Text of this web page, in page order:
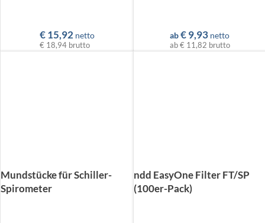
€15,92 netto
€ 18,94 brutto
ab€9,93 netto
ab€ 11,82 brutto
Mundstücke für Schiller-
Spirometer
ndd EasyOne Filter FT/SP
(100er-Pack)